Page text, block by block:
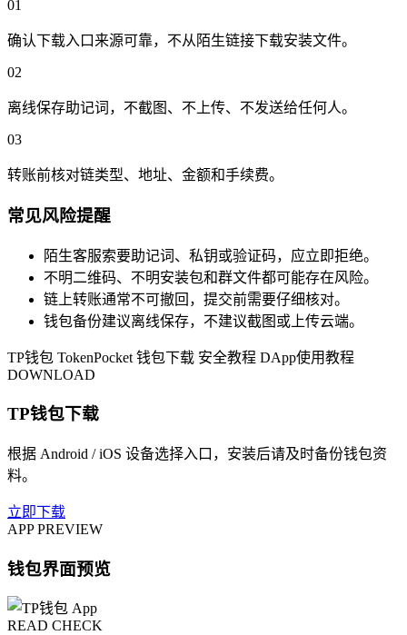
01
确认下载入口来源可靠，不从陌生链接下载安装文件。
02
离线保存助记词，不截图、不上传、不发送给任何人。
03
转账前核对链类型、地址、金额和手续费。
常见风险提醒
陌生客服索要助记词、私钥或验证码，应立即拒绝。
不明二维码、不明安装包和群文件都可能存在风险。
链上转账通常不可撤回，提交前需要仔细核对。
钱包备份建议离线保存，不建议截图或上传云端。
TP钱包 TokenPocket 钱包下载 安全教程 DApp使用教程
DOWNLOAD
TP钱包下载
根据 Android / iOS 设备选择入口，安装后请及时备份钱包资
料。
立即下载
APP PREVIEW
钱包界面预览
READ CHECK